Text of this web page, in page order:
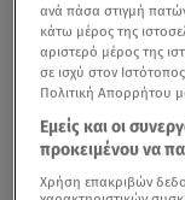
ανά πάσα στιγμή
κάτω μέρος της
αριστερό μέρος της
σε ισχύ στον
Πολιτική Απορρήτου
Εμείς και οι
προκειμένου να
Χρήση επακριβών